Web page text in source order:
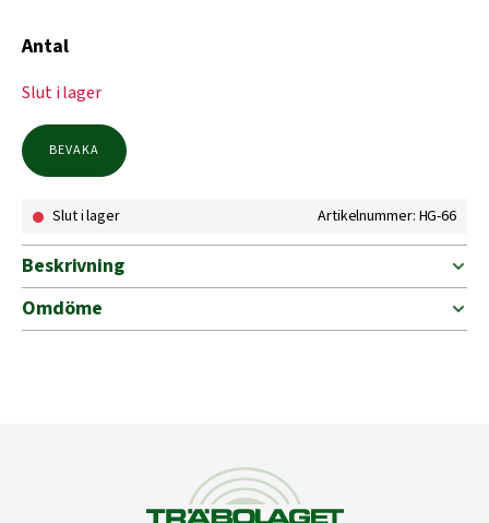
Antal
Slut i lager
BEVAKA
Slut i lager Artikelnummer: HG-66
Beskrivning
Omdöme